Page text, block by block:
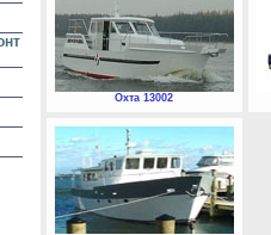
Охта 13002